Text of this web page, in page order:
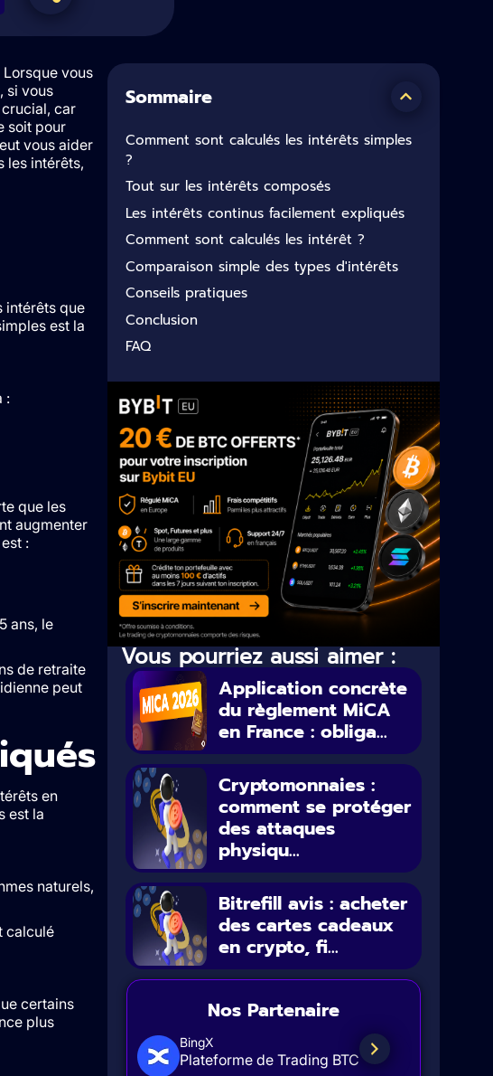
vous
si vous
car
soit pour
vous aider
les intérêts,
intérêts que
est la
:
que les
augmenter
:
ans, le
de retraite
peut
en
est la
naturels,
calculé
certains
plus
Sommaire
Comment sont calculés les intérêts simples
?
Tout sur les intérêts composés
Les intérêts continus facilement expliqués
Comment sont calculés les intérêt ?
Comparaison simple des types d'intérêts
Conseils pratiques
Conclusion
FAQ
Vous pourriez aussi aimer :
Application concrète
du règlement MiCA
en France : obliga...
Cryptomonnaies :
comment se protéger
des attaques
physiqu...
Bitrefill avis : acheter
des cartes cadeaux
en crypto, fi...
Nos Partenaire
BingX
Plateforme de Trading BTC